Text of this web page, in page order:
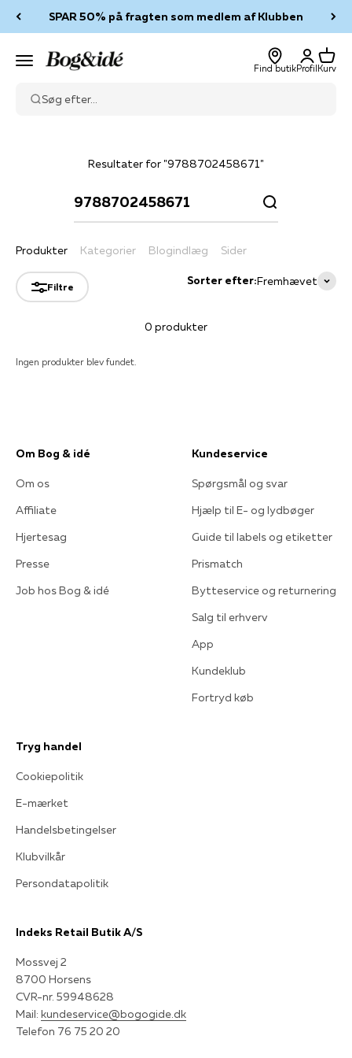
SPAR 50% på fragten som medlem af Klubben
Menu Bog & idé
Find butik
Log ind
Profil
Kurv
Kurv
Søg efter...
Resultater for "9788702458671"
Produkter
Filtre Sorter efter:Fremhævet
0 produkter
Ingen produkter blev fundet.
Kategorier Blogindlæg Sider
Om Bog & idé
Om os
Affiliate
Hjertesag
Presse
Job hos Bog & idé
Kundeservice
Spørgsmål og svar
Hjælp til E- og lydbøger
Guide til labels og etiketter
Prismatch
Bytteservice og returnering
Salg til erhverv
App
Kundeklub
Fortryd køb
Tryg handel
Cookiepolitik
E-mærket
Handelsbetingelser
Klubvilkår
Persondatapolitik
Indeks Retail Butik A/S
Mossvej 2
8700 Horsens
CVR-nr. 59948628
Mail: kundeservice@bogogide.dk
Telefon 76 75 20 20